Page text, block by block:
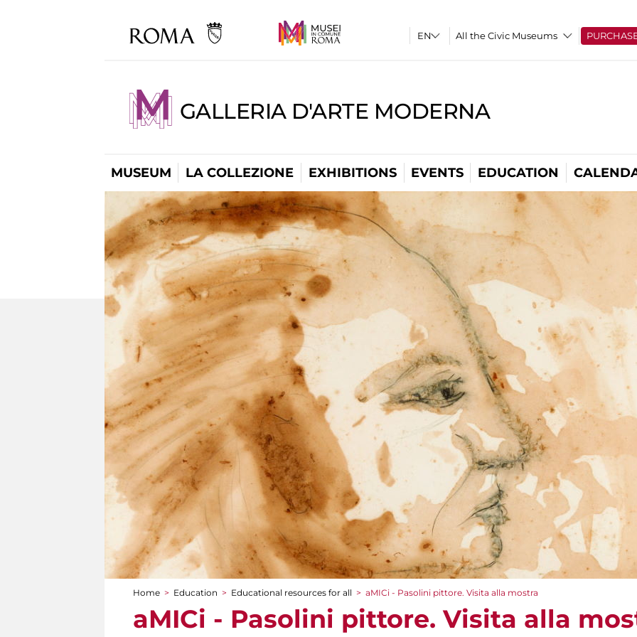
All the Civic Museums
GALLERIA D'ARTE MODERNA
MUSEUM LA COLLEZIONE EXHIBITIONS EVENTS EDUCATION
You are here
Home > Education > Educational resources for all > aMICi - Pasolini pittore. Visita alla mostra
aMICi - Pasolini pittore. Visita alla